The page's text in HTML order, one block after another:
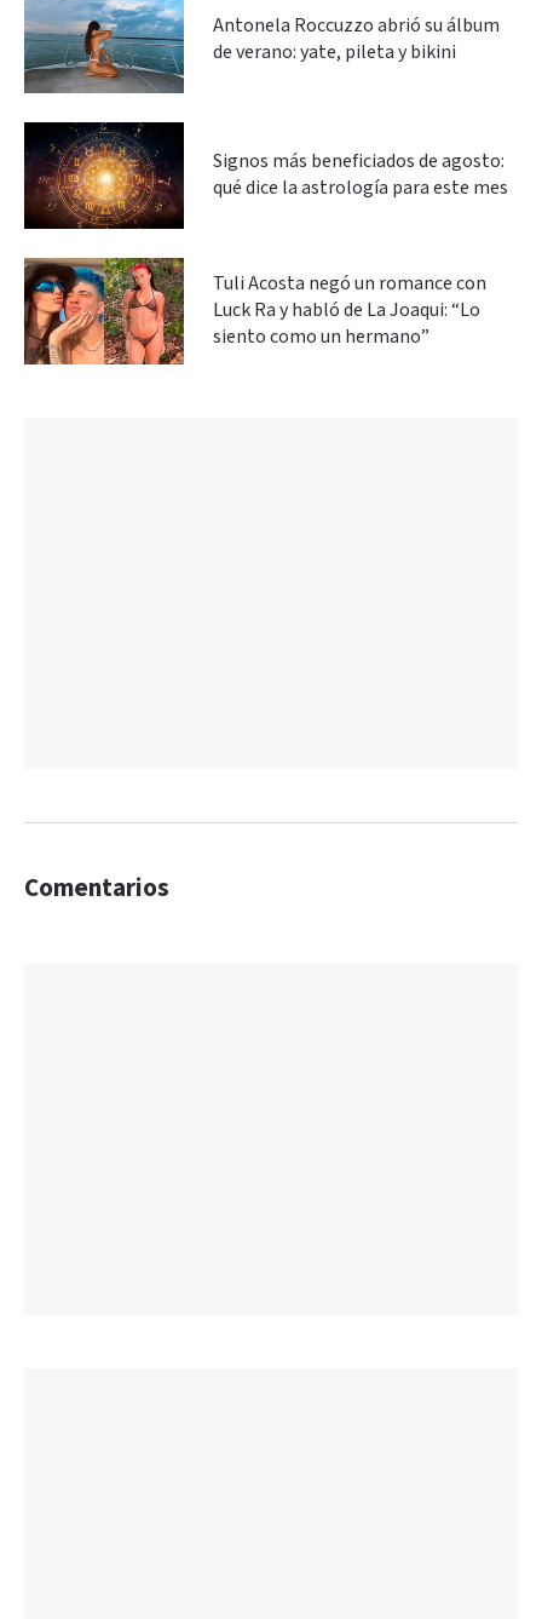
Antonela Roccuzzo abrió su álbum
de verano: yate, pileta y bikini
Signos más beneficiados de agosto:
qué dice la astrología para este mes
Tuli Acosta negó un romance con
Luck Ra y habló de La Joaqui: “Lo
siento como un hermano”
Comentarios